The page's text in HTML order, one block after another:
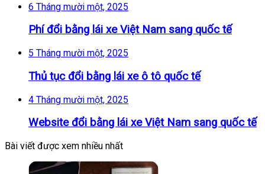
6 Tháng mười một, 2025
Phí đổi bằng lái xe Việt Nam sang quốc tế
5 Tháng mười một, 2025
Thủ tục đổi bằng lái xe ô tô quốc tế
4 Tháng mười một, 2025
Website đổi bằng lái xe Việt Nam sang quốc tế
Bài viết được xem nhiều nhất